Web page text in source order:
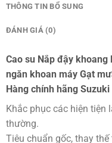
THÔNG TIN BỔ SUNG
ĐÁNH GIÁ (0)
Cao su Nắp đậy khoang
ngăn khoan máy Gạt
Hàng chính hãng Suzuki
Khắc phục các hiện tiện
thường.
Tiêu chuẩn gốc, thay